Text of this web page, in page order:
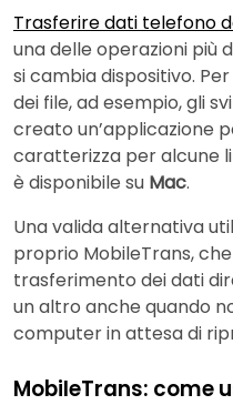
Trasferire dati telefono
una delle operazioni più
si cambia dispositivo.
dei file, ad esempio, gli
creato un’applicazione
caratterizza per alcune
è disponibile su Mac.
Una valida alternativa
proprio MobileTrans,
trasferimento dei dati
un altro anche quando
computer in attesa di
MobileTrans: come